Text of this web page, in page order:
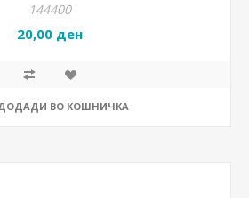
144400
20,00 ден
ВО КОШНИЧКА